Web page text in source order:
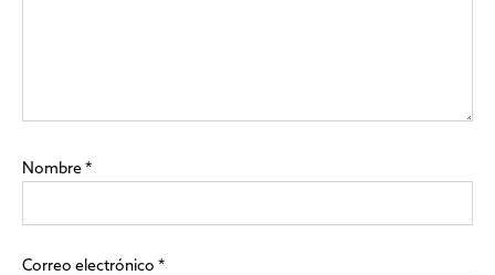
Nombre*
Correo electrónico *